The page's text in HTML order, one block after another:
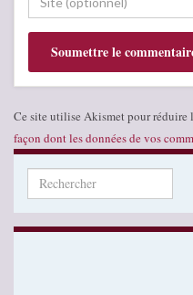
Ce site utilise Akismet pour réduire
façon dont les données de vos
Search for: